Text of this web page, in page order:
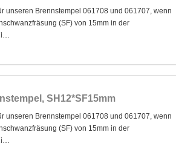
unseren Brennstempel 061708 und 061707, wenn
(SF) von 15mm in der
SH12*SF15mm
unseren Brennstempel 061708 und 061707, wenn
(SF) von 15mm in der